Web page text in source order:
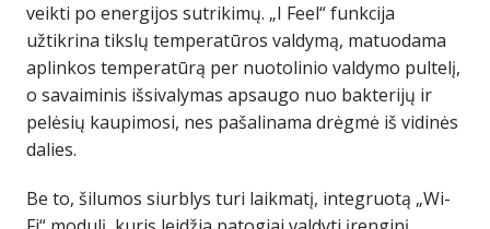
veikti po energijos sutrikimų. „I Feel“ funkcija
užtikrina tikslų temperatūros valdymą, matuodama
aplinkos temperatūrą per nuotolinio valdymo pultelį,
o savaiminis išsivalymas apsaugo nuo bakterijų ir
pelėsių kaupimosi, nes pašalinama drėgmė iš vidinės
dalies.
Be to, šilumos siurblys turi laikmatį, integruotą „Wi-